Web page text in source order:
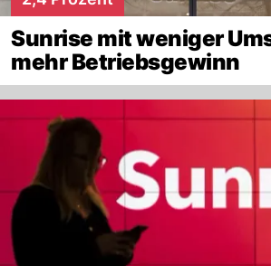
Sunrise mit weniger
mehr Betriebsgewinn